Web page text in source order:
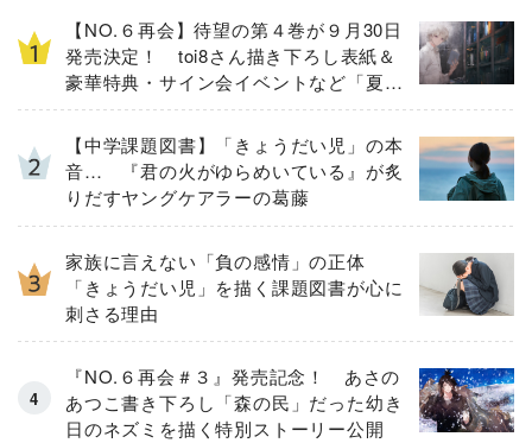
【NO.６再会】待望の第４巻が９月30日
発売決定！ toi8さん描き下ろし表紙＆
豪華特典・サイン会イベントなど「夏の
３大ニュース」を一挙解禁！
【中学課題図書】「きょうだい児」の本
音… 『君の火がゆらめいている』が炙
りだすヤングケアラーの葛藤
家族に言えない「負の感情」の正体
「きょうだい児」を描く課題図書が心に
刺さる理由
『NO.６再会＃３』発売記念！ あさの
あつこ書き下ろし「森の民」だった幼き
日のネズミを描く特別ストーリー公開